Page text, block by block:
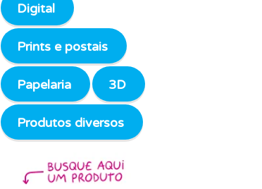
Digital
Prints e postais
Papelaria 3D
Produtos diversos